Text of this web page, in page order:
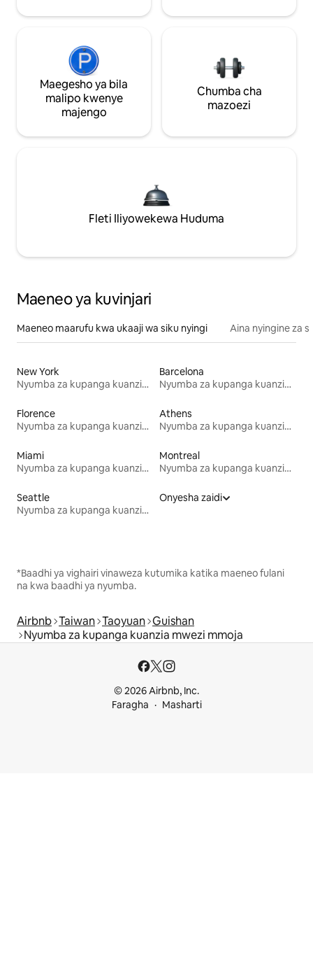
Maegesho ya bila
malipo kwenye
majengo
Chumba cha
mazoezi
Fleti Iliyowekewa Huduma
Maeneo ya kuvinjari
Maeneo maarufu kwa ukaaji wa siku nyingi Aina nyingine za
New York
Nyumba za kupanga kuanzia mwezi mmoja
Barcelona
Nyumba za kupanga kuanzia mwezi mmoja
Florence
Nyumba za kupanga kuanzia mwezi mmoja
Athens
Nyumba za kupanga kuanzia mwezi mmoja
Miami
Nyumba za kupanga kuanzia mwezi mmoja
Montreal
Nyumba za kupanga kuanzia mwezi mmoja
Seattle
Nyumba za kupanga kuanzia mwezi mmoja
Onyesha zaidi
*Baadhi ya vighairi vinaweza kutumika katika maeneo fulani
na kwa baadhi ya nyumba.
Airbnb Taiwan Taoyuan Guishan
Nyumba za kupanga kuanzia mwezi mmoja
© 2026 Airbnb, Inc.
Faragha
Masharti